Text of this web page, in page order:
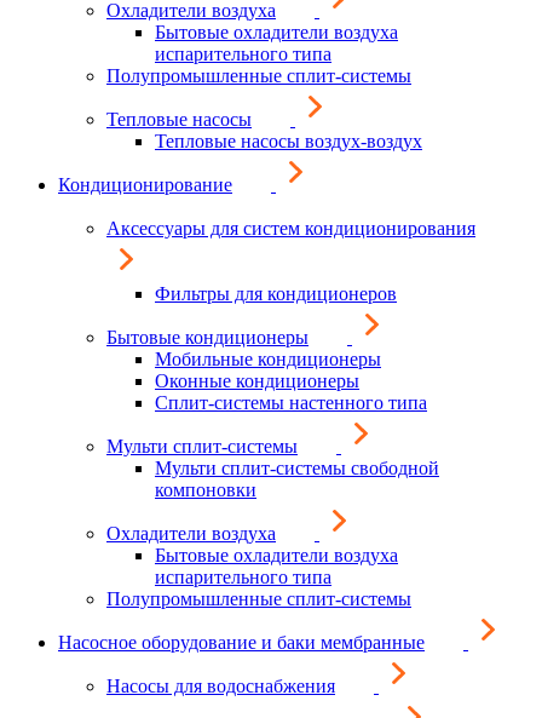
Охладители воздуха
Бытовые охладители воздуха
испарительного типа
Полупромышленные сплит-системы
Тепловые насосы
Тепловые насосы воздух-воздух
Кондиционирование
Аксессуары для систем кондиционирования
Фильтры для кондиционеров
Бытовые кондиционеры
Мобильные кондиционеры
Оконные кондиционеры
Сплит-системы настенного типа
Мульти сплит-системы
Мульти сплит-системы свободной
компоновки
Охладители воздуха
Бытовые охладители воздуха
испарительного типа
Полупромышленные сплит-системы
Насосное оборудование и баки мембранные
Насосы для водоснабжения